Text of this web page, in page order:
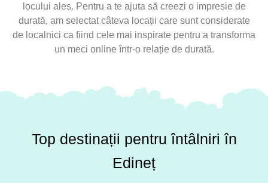
locului ales. Pentru a te ajuta să creezi o impresie de
durată, am selectat câteva locații care sunt considerate
de localnici ca fiind cele mai inspirate pentru a transforma
un meci online într-o relație de durată.
Top destinații pentru întâlniri în
Edineț